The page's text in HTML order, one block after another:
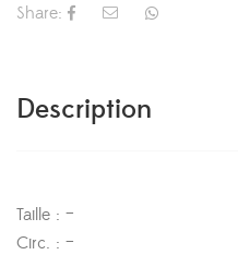
Share:
Description
Taille : –
Circ. : –